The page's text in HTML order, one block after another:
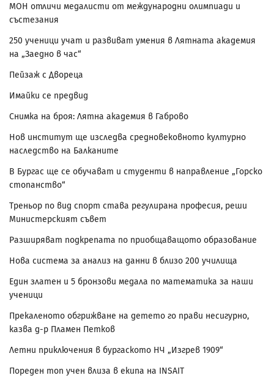
МОН отличи медалисти от международни олимпиади и
състезания
250 ученици учат и развиват умения в Лятната академия
на „Заедно в час“
Пейзаж с Двореца
Имайки се предвид
Снимка на броя: Лятна академия в Габрово
Нов институт ще изследва средновековното културно
наследство на Балканите
В Бургас ще се обучават и студенти в направление „Горско
стопанство“
Треньор по вид спорт става регулирана професия, реши
Министерският съвет
Разширяват подкрепата по приобщаващото образование
Нова система за анализ на данни в близо 200 училища
Един златен и 5 бронзови медала по математика за наши
ученици
Прекаленото обгрижване на детето го прави несигурно,
казва д-р Пламен Петков
Летни приключения в бургаското НЧ „Изгрев 1909“
Пореден топ учен влиза в екипа на INSAIT